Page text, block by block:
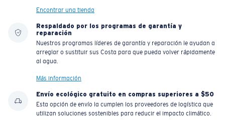
Encontrar una tienda
Respaldado por los programas de garantía y
reparación
Nuestros programas líderes de garantía y reparación le ayudan a
arreglar o sustituir sus Costa para que pueda volver rápidamente
al agua.
Más información
Envío ecológico gratuito en compras superiores a $50
Esta opción de envío la cumplen los proveedores de logística que
utilizan soluciones sostenibles para reducir el impacto climático.